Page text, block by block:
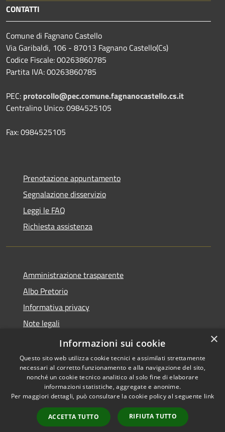
CONTATTI
Comune di Fagnano Castello
Via Garibaldi, 106 - 87013 Fagnano Castello(Cs)
Codice Fiscale: 00263860785
Partita IVA: 00263860785
PEC: protocollo@pec.comune.fagnanocastello.cs.it
Centralino Unico: 0984525105
Fax: 0984525105
Prenotazione appuntamento
Segnalazione disservizio
Leggi le FAQ
Richiesta assistenza
Amministrazione trasparente
Albo Pretorio
Informativa privacy
Note legali
Dichiarazione di accessibilità
Accessibilità
Copyright © 2026 • Comune di
Fagnano Castello • Powered by
Municipium•
Accesso
redazione
×
Informazioni sui cookie
Questo sito web utilizza cookie tecnici e assimilati strettamente
necessari al corretto funzionamento e alla navigazione del sito,
nonché un cookie tecnico analitico al solo fine di elaborare
informazioni statistiche, aggregate e anonime.
Per maggiori dettagli, può consultare la cookie policy al seguente link
ACCETTA TUTTO RIFIUTA TUTTO